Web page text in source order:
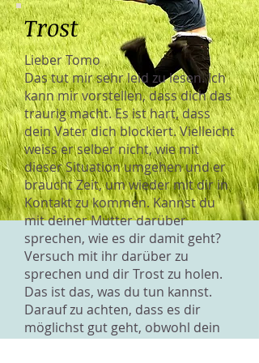
Trost
Lieber Tomo
Das tut mir sehr leid zu lesen. Ich
kann mir vorstellen, dass dich das
traurig macht. Es ist hart, dass
dein Vater dich blockiert. Vielleicht
weiss er selber nicht, wie mit
dieser Situation umgehen und er
braucht Zeit, um wieder mit dir in
Kontakt zu kommen. Kannst du
mit deiner Mutter darüber
sprechen, wie es dir damit geht?
Versuch mit ihr darüber zu
sprechen und dir Trost zu holen.
Das ist das, was du tun kannst.
Darauf zu achten, dass es dir
möglichst gut geht, obwohl dein